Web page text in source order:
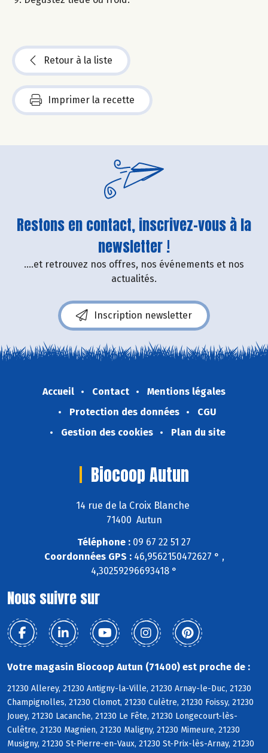
Retour à la liste
Imprimer la recette
Restons en contact, inscrivez-vous à la
newsletter !
....et retrouvez nos offres, nos événements et nos
actualités.
Inscription newsletter
Accueil Contact
Mentions légales
Protection des données
CGU
Gestion des cookies
Plan du site
Biocoop Autun
14 rue de la Croix Blanche
71400 Autun
Téléphone : 09 67 22 51 27
Coordonnées GPS :46,9562150472627 ° ,
4,30259296693418 °
Nous suivre sur
Votre magasin Biocoop Autun (71400) est proche de :
21230 Allerey, 21230 Antigny-la-Ville, 21230 Arnay-le-Duc, 21230
Champignolles, 21230 Clomot, 21230 Culètre, 21230 Foissy, 21230
Jouey, 21230 Lacanche, 21230 Le Fête, 21230 Longecourt-lès-
Culêtre, 21230 Magnien, 21230 Maligny, 21230 Mimeure, 21230
Musigny, 21230 St-Pierre-en-Vaux, 21230 St-Prix-lès-Arnay, 21230